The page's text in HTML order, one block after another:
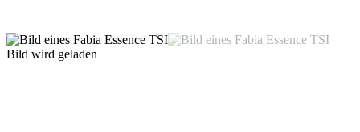
Bild wird geladen